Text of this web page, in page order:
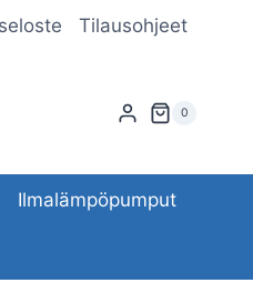
Tilausohjeet
0
Ilmalämpöpumput